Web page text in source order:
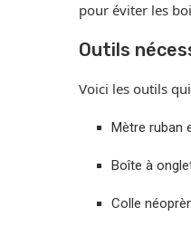
pour éviter les
Outils
Voici les outils
Mètre ruban
Boîte à
Colle